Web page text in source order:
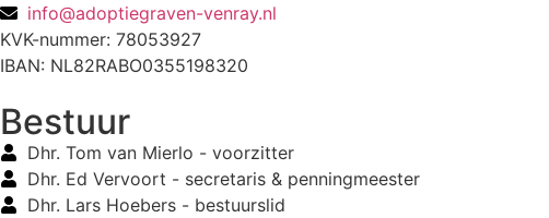
info@adoptiegraven-venray.nl
KVK-nummer: 78053927
IBAN: NL82RABO0355198320
Bestuur
Dhr. Tom van Mierlo - voorzitter
Dhr. Ed Vervoort - secretaris & penningmeester
Dhr. Lars Hoebers - bestuurslid